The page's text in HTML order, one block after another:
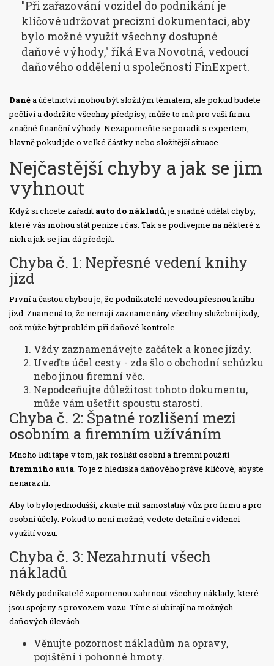
"Při zařazování vozidel do podnikání je
klíčové udržovat precizní dokumentaci, aby
bylo možné využít všechny dostupné
daňové výhody," říká Eva Novotná, vedoucí
daňového oddělení u společnosti FinExpert.
Daněa účetnictví mohou být složitým tématem, ale pokud budete
pečliví a dodržíte všechny předpisy, může to mít pro vaši firmu
značné finanční výhody. Nezapomeňte se poradit s expertem,
hlavně pokud jde o velké částky nebo složitější situace.
Nejčastější chyby a jak se jim
vyhnout
Když si chcete zařadit auto do nákladů, je snadné udělat chyby,
které vás mohou stát peníze i čas. Tak se podívejme na některé z
nich a jak se jim dá předejít.
Chyba č. 1: Nepřesné vedení knihy
jízd
První a častou chybou je, že podnikatelé nevedou přesnou knihu
jízd. Znamená to, že nemají zaznamenány všechny služební jízdy,
což může být problém při daňové kontrole.
Vždy zaznamenávejte začátek a konec jízdy.
Uveďte účel cesty - zda šlo o obchodní schůzku
nebo jinou firemní věc.
Nepodceňujte důležitost tohoto dokumentu,
může vám ušetřit spoustu starostí.
Chyba č. 2: Špatné rozlišení mezi
osobním a firemním užíváním
Mnoho lidí tápe v tom, jak rozlišit osobní a firemní použití
firemního auta. To je z hlediska daňového právě klíčové, abyste
nenarazili.
Aby to bylo jednodušší, zkuste mít samostatný vůz pro firmu a pro
osobní účely. Pokud to není možné, vedete detailní evidenci
využití vozu.
Chyba č. 3: Nezahrnutí všech
nákladů
Někdy podnikatelé zapomenou zahrnout všechny náklady, které
jsou spojeny s provozem vozu. Tíme si ubírají na možných
daňových úlevách.
Věnujte pozornost nákladům na opravy,
pojištění i pohonné hmoty.